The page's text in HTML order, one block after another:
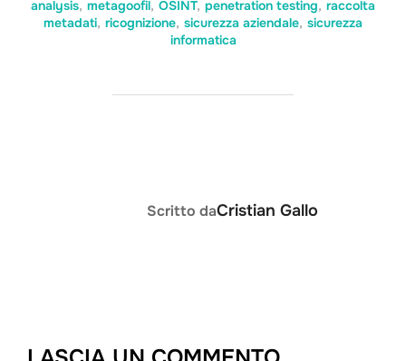
analysis, metagoofil, OSINT, penetration testing, raccolta
metadati, ricognizione, sicurezza aziendale, sicurezza
informatica
Scritto daCristian Gallo